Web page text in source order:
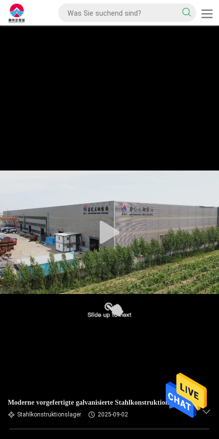
Moderne vorgefertigte galvanisierte Stahlkonstruktion
Stahlkonstruktionslager 2025-09-02